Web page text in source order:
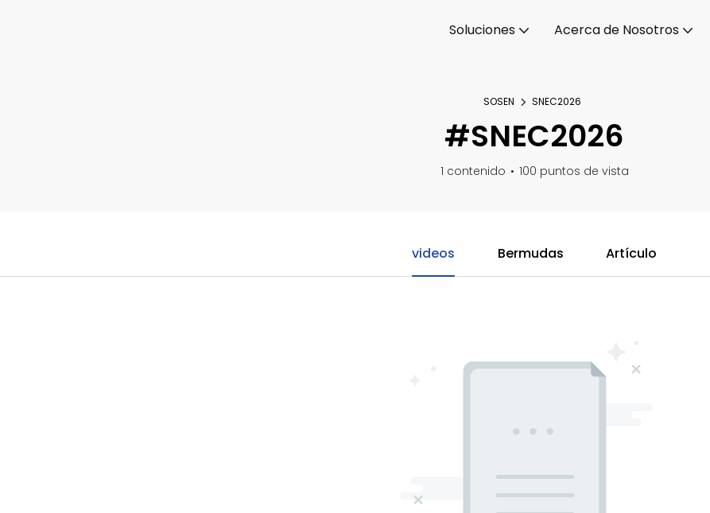
Soluciones Acerca de Nosotros
SOSEN SNEC2026
#SNEC2026
1 contenido 100 puntos de vista
videos Bermudas Artículo